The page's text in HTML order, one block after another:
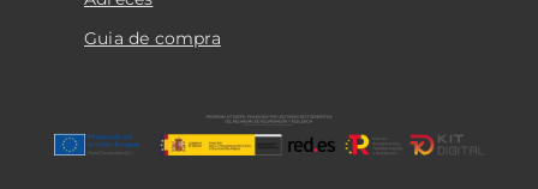
Guia de compra